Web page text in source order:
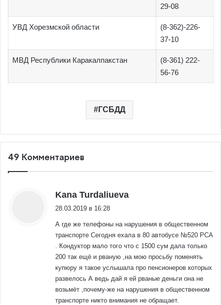
29-08
УВД Хорезмской области
(8-362)-226-
37-10
МВД Республики Каракалпакстан
(8-361) 222-
56-76
ГСБДД
49 Комментариев
Kana Turdaliueva
28.03.2019 в 16:28
А где же телефоны на нарушения в общественном
транспорте Сегодня ехала в 80 автобусе №520 РСА
. Кондуктор мало того что с 1500 сум дала только
200 так ещё и рваную ,на мою просьбу поменять
купюру я такое услышала про пенсионеров которых
развелось А ведь дай я ей рваные деньги она не
возьмёт ,почему-же на нарушения в общественном
транспорте никто внимания не обращает.